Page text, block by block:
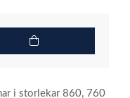
i storlekar 860, 760